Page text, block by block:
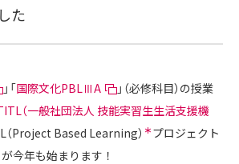
た
」「国際文化PBLⅢA
」（必修科目）の授業
（一般社団法人 技能実習生生活支援機
（Project Based Learning） ＊ プロジェクト
今年も始まります！